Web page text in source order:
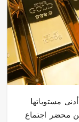
مستوياتها
محضر اجتماع